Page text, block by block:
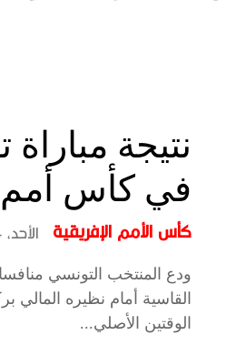
نتيجة
في كأس أمم
كأس الأمم الإفريقية الأحد، 4 يناير، 2026
الوقتين الأصلي...